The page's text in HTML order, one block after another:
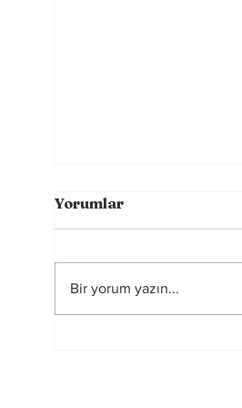
Yorumlar
Bir yorum yazın...